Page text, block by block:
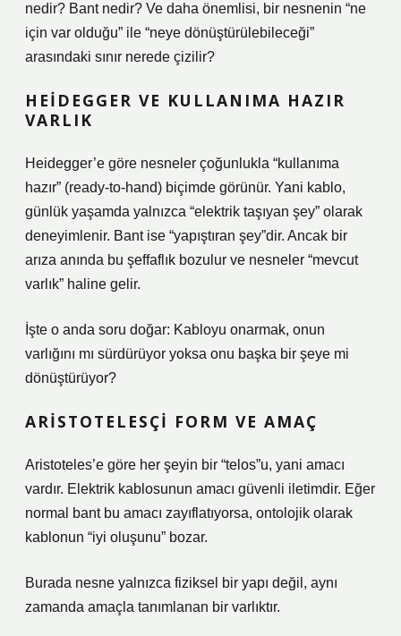
nedir? Bant nedir? Ve daha önemlisi, bir nesnenin “ne
için var olduğu” ile “neye dönüştürülebileceği”
arasındaki sınır nerede çizilir?
HEIDEGGER VE KULLANIMA HAZIR
VARLIK
Heidegger’e göre nesneler çoğunlukla “kullanıma
hazır” (ready-to-hand) biçimde görünür. Yani kablo,
günlük yaşamda yalnızca “elektrik taşıyan şey” olarak
deneyimlenir. Bant ise “yapıştıran şey”dir. Ancak bir
arıza anında bu şeffaflık bozulur ve nesneler “mevcut
varlık” haline gelir.
İşte o anda soru doğar: Kabloyu onarmak, onun
varlığını mı sürdürüyor yoksa onu başka bir şeye mi
dönüştürüyor?
ARISTOTELESÇI FORM VE AMAÇ
Aristoteles’e göre her şeyin bir “telos”u, yani amacı
vardır. Elektrik kablosunun amacı güvenli iletimdir. Eğer
normal bant bu amacı zayıflatıyorsa, ontolojik olarak
kablonun “iyi oluşunu” bozar.
Burada nesne yalnızca fiziksel bir yapı değil, aynı
zamanda amaçla tanımlanan bir varlıktır.